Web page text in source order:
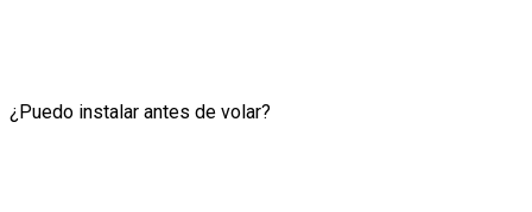
¿Puedo instalar antes de volar?